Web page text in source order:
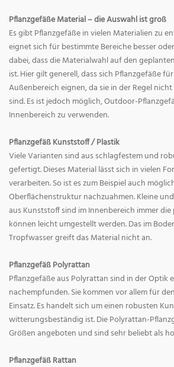
Pflanzgefäße Material – die Auswahl ist groß
Es gibt Pflanzgefäße in vielen Materialien zu
eignet sich für bestimmte Bereiche besser
dabei, dass die Materialwahl auf den
ist. Hier gilt generell, dass sich Pflanzgefäße
Außenbereich eignen, da sie in der Regel
sind. Es ist jedoch möglich, Outdoor-
Innenbereich zu verwenden.
Pflanzgefäß Kunststoff / Plastik
Viele Varianten sind aus schlagfestem und
gefertigt. Dieses Material lässt sich in vielen
verarbeiten. So ist es zum Beispiel auch
Oberflächenstruktur nachzuahmen. Kleine
aus Kunststoff sind im Innenbereich immer die
können leicht umgestellt werden. Das im
Tropfwasser greift das Material nicht an.
Pflanzgefäß Polyrattan
Pflanzgefäße aus Polyrattan sind in der Optik
nachempfunden. Sie kommen vor allem für
Einsatz. Es handelt sich um einen robusten
witterungsbeständig ist. Die Polyrattan-
Größen angeboten und sind sehr beliebt als
Pflanzgefäß Rattan